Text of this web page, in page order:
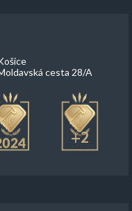
cesta 28/A
+2